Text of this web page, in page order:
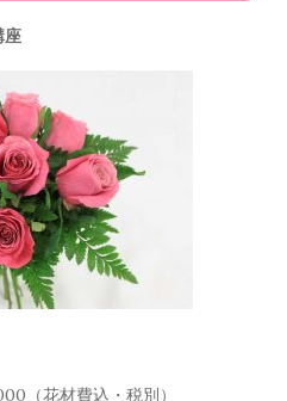
座
（花材費込・税別）